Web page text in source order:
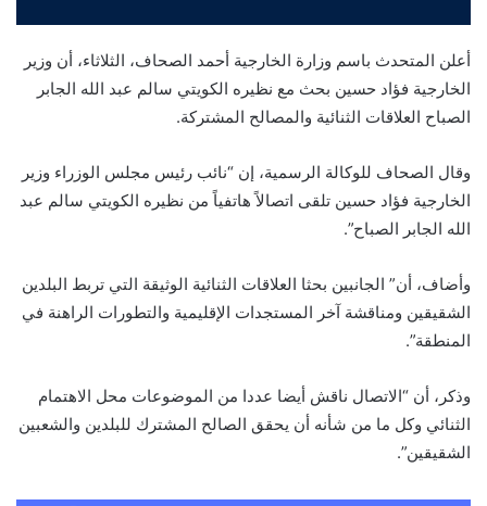
أعلن المتحدث باسم وزارة الخارجية أحمد الصحاف، الثلاثاء، أن وزير
الخارجية فؤاد حسين بحث مع نظيره الكويتي سالم عبد الله الجابر
الصباح العلاقات الثنائية والمصالح المشتركة.
وقال الصحاف للوكالة الرسمية، إن “نائب رئيس مجلس الوزراء وزير
الخارجية فؤاد حسين تلقى اتصالاً هاتفياً من نظيره الكويتي سالم عبد
الله الجابر الصباح”.
وأضاف، أن” الجانبين بحثا العلاقات الثنائية الوثيقة التي تربط البلدين
الشقيقين ومناقشة آخر المستجدات الإقليمية والتطورات الراهنة في
المنطقة”.
وذكر، أن “الاتصال ناقش أيضا عددا من الموضوعات محل الاهتمام
الثنائي وكل ما من شأنه أن يحقق الصالح المشترك للبلدين والشعبين
الشقيقين”.